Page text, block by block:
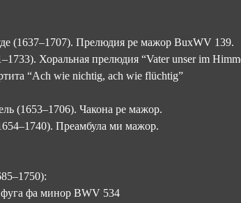
(1637–1707). Прелюдия ре мажор BuxWV 139.
Хоральная прелюдия “Vater unser im
“Ach wie nichtig, ach wie flüchtig”
(1653–1706). Чакона ре мажор.
Преамбула ми мажор.
фа минор BWV 534